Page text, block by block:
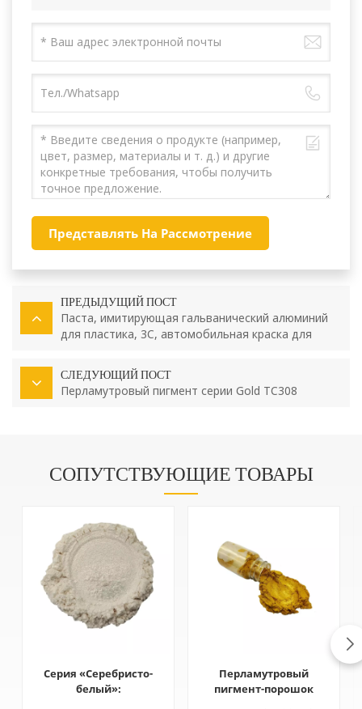
Представлять На Рассмотрение
ПРЕДЫДУЩИЙ ПОСТ
Паста, имитирующая гальванический алюминий
для пластика, 3C, автомобильная краска для
СЛЕДУЮЩИЙ ПОСТ
Перламутровый пигмент серии Gold TC308
СОПУТСТВУЮЩИЕ ТОВАРЫ
Серия «Серебристо-
белый»:
Перламутровый
пигмент-порошок